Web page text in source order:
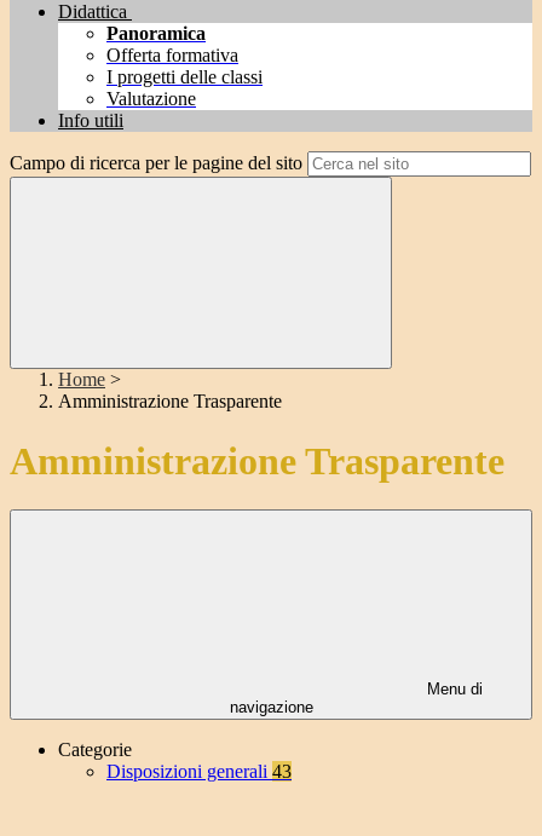
Didattica
Panoramica
Offerta formativa
I progetti delle classi
Valutazione
Info utili
Campo di ricerca per le pagine del sito
Home >
Amministrazione Trasparente
Amministrazione Trasparente
Menu di
navigazione
Categorie
Disposizioni generali 43